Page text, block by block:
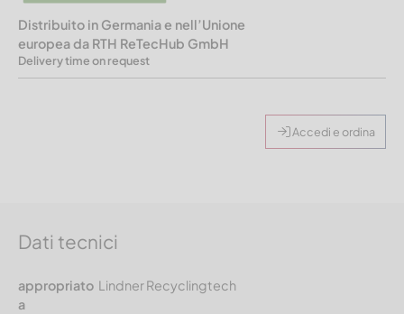
Distribuito in Germania e nell’Unione
europea da RTH ReTecHub GmbH
Delivery time on request
Accedi e ordina
Dati tecnici
appropriato
a
Lindner Recyclingtech